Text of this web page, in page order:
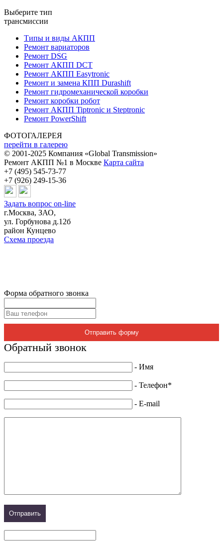
Выберите тип
трансмиссии
Типы и виды АКПП
Ремонт вариаторов
Ремонт DSG
Ремонт АКПП DCT
Ремонт АКПП Easytronic
Ремонт и замена КПП Durashift
Ремонт гидромеханической коробки
Ремонт коробки робот
Ремонт АКПП Tiptronic и Steptronic
Ремонт PowerShift
ФОТОГАЛЕРЕЯ
перейти в галерею
© 2001-2025 Компания «Global Transmission»
Ремонт АКПП №1 в Москве Карта сайта
+7 (495) 545-73-77
+7 (926) 249-15-36
Задать вопрос on-line
г.Москва, ЗАО,
ул. Горбунова д.12б
район Кунцево
Схема проезда
Форма обратного звонка
Отправить форму
Обратный звонок
- Имя
- Телефон*
- E-mail